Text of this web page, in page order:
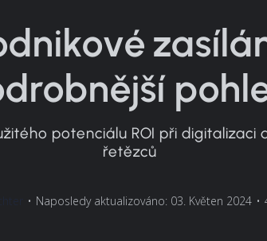
potenciálu ROI při digitalizaci
řetězců
• Naposledy aktualizováno: 03. Květen 2024 •